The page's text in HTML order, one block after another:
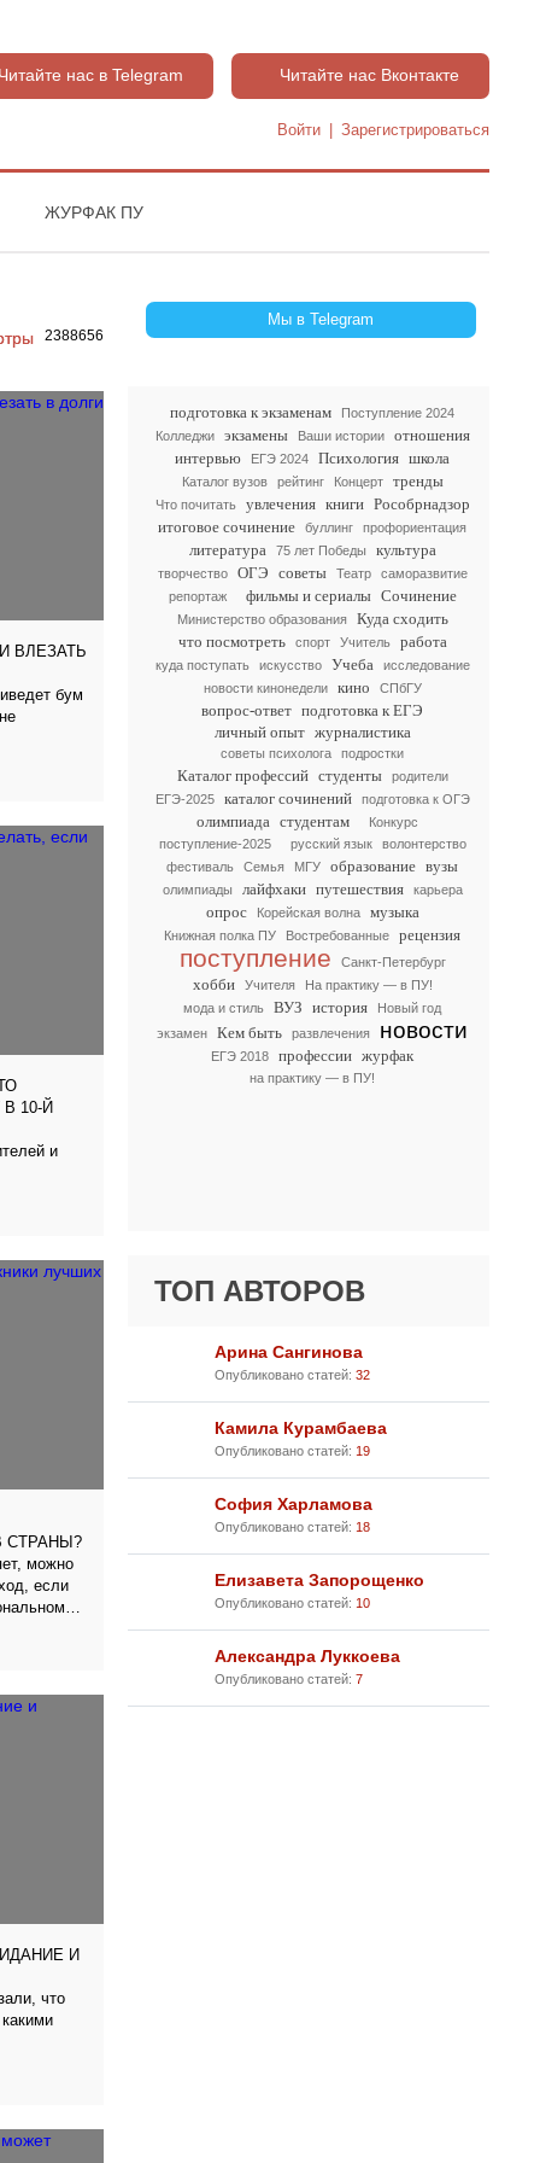
Читайте нас в Telegram Читайте нас Вконтакте
Войти Зарегистрироваться
ЖУРФАК ПУ
Мы в Telegram
подготовка к экзаменам
Поступление 2024
Колледжи
экзамены Ваши истории
отношения
интервью
ЕГЭ 2024 Психология школа
Каталог вузов рейтинг Концерт тренды
Что почитать увлечения книги Рособрнадзор
итоговое сочинение
буллинг профориентация
литература 75 лет Победы культура
творчество ОГЭ советы Театр
саморазвитие
репортаж
фильмы и сериалы Сочинение
Министерство образования
Куда сходить
что посмотреть
спорт Учитель работа
куда поступать искусство Учеба
исследование
новости кинонедели
кино СПбГУ
вопрос-ответ подготовка к ЕГЭ
личный опыт журналистика
советы психолога подростки
Каталог профессий студенты
родители
ЕГЭ-2025
каталог сочинений подготовка к ОГЭ
олимпиада студентам
Конкурс
поступление-2025
русский язык
волонтерство
фестиваль
Семья МГУ образование вузы
олимпиады лайфхаки путешествия карьера
опрос Корейская волна музыка
Книжная полка ПУ Востребованные рецензия
поступление Санкт-Петербург
хобби Учителя
На практику — в ПУ!
мода и стиль
ВУЗ история
Новый год
экзамен
Кем быть развлечения новости
ЕГЭ 2018 профессии журфак
на практику — в ПУ!
ТОП АВТОРОВ
Арина Сангинова
Опубликовано статей: 32
Камила Курамбаева
Опубликовано статей: 19
София Харламова
Опубликовано статей: 18
Елизавета Запорощенко
Опубликовано статей: 10
Александра Луккоева
Опубликовано статей: 7
2388656
ВЛЕЗАТЬ
бум
10-Й
и
СТРАНЫ?
можно
если
И
что